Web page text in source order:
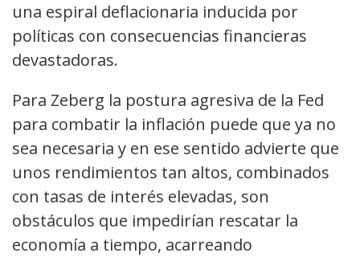
una espiral deflacionaria inducida por
políticas con consecuencias financieras
devastadoras.
Para Zeberg la postura agresiva de la Fed
para combatir la inflación puede que ya no
sea necesaria y en ese sentido advierte que
unos rendimientos tan altos, combinados
con tasas de interés elevadas, son
obstáculos que impedirían rescatar la
economía a tiempo, acarreando